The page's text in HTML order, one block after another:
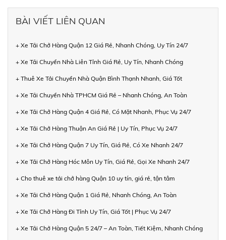
BÀI VIẾT LIÊN QUAN
+ Xe Tải Chở Hàng Quận 12 Giá Rẻ, Nhanh Chóng, Uy Tín 24/7
+ Xe Tải Chuyển Nhà Liên Tỉnh Giá Rẻ, Uy Tín, Nhanh Chóng
+ Thuê Xe Tải Chuyển Nhà Quận Bình Thạnh Nhanh, Giá Tốt
+ Xe Tải Chuyển Nhà TPHCM Giá Rẻ – Nhanh Chóng, An Toàn
+ Xe Tải Chở Hàng Quận 4 Giá Rẻ, Có Mặt Nhanh, Phục Vụ 24/7
+ Xe Tải Chở Hàng Thuận An Giá Rẻ | Uy Tín, Phục Vụ 24/7
+ Xe Tải Chở Hàng Quận 7 Uy Tín, Giá Rẻ, Có Xe Nhanh 24/7
+ Xe Tải Chở Hàng Hóc Môn Uy Tín, Giá Rẻ, Gọi Xe Nhanh 24/7
+ Cho thuê xe tải chở hàng Quận 10 uy tín, giá rẻ, tận tâm
+ Xe Tải Chở Hàng Quận 1 Giá Rẻ, Nhanh Chóng, An Toàn
+ Xe Tải Chở Hàng Đi Tỉnh Uy Tín, Giá Tốt | Phục Vụ 24/7
+ Xe Tải Chở Hàng Quận 5 24/7 – An Toàn, Tiết Kiệm, Nhanh Chóng